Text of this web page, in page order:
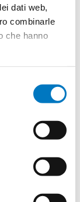
dati web,
combinarle
che hanno